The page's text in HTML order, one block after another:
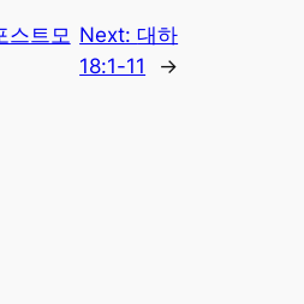
스트모 Next:대하
18:1-11
→